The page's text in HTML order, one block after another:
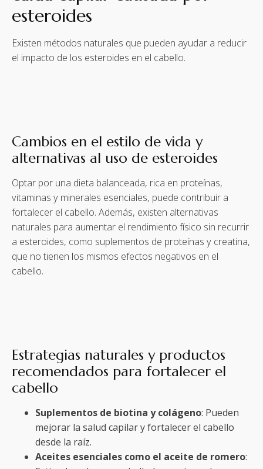
esteroides
Existen métodos naturales que pueden ayudar a reducir
el impacto de los esteroides en el cabello.
Cambios en el estilo de vida y
alternativas al uso de esteroides
Optar por una dieta balanceada, rica en proteínas,
vitaminas y minerales esenciales, puede contribuir a
fortalecer el cabello. Además, existen alternativas
naturales para aumentar el rendimiento físico sin recurrir
a esteroides, como suplementos de proteínas y creatina,
que no tienen los mismos efectos negativos en el
cabello.
Estrategias naturales y productos
recomendados para fortalecer el
cabello
Suplementos de biotina y colágeno: Pueden
mejorar la salud capilar y fortalecer el cabello
desde la raíz.
Aceites esenciales como el aceite de romero: